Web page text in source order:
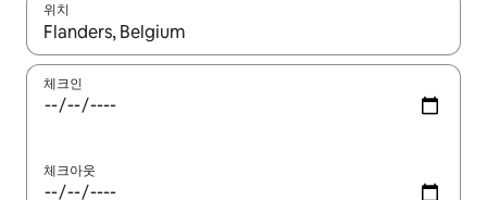
위치
결과가 나오면 위·아래 화살표 키를 사용하거나 터치 또는 스와이
체크인
체크아웃